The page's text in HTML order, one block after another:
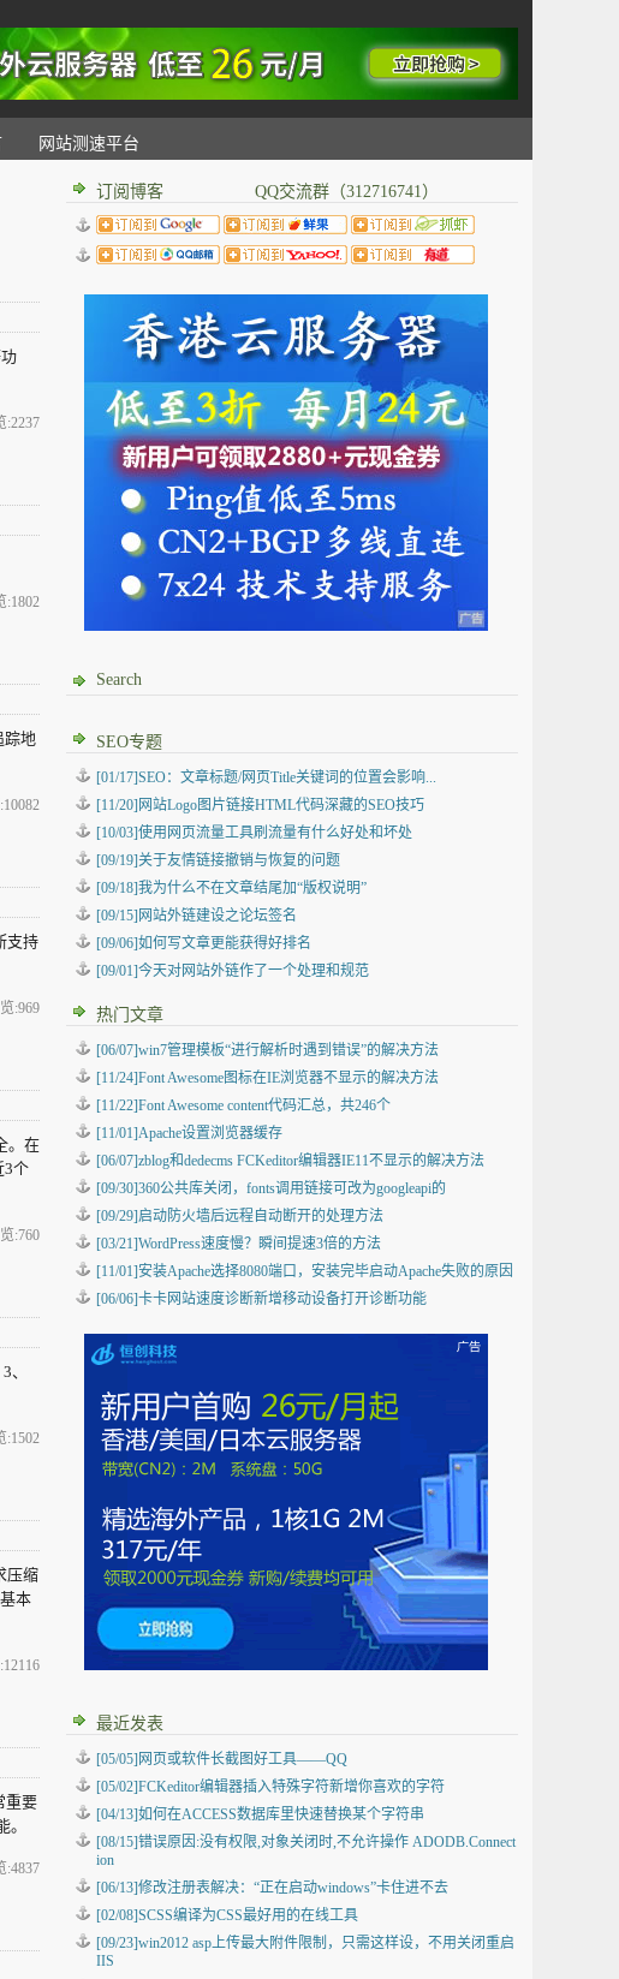
网站测速平台
:2237
:1802
踪地
10082
支持
:969
。在
3个
:760
、
:1502
压缩
本
12116
重要
:4837
订阅博客 QQ交流群（312716741）
Search
SEO专题
[01/17]SEO：文章标题/网页Title关键词的位置会影响...
[11/20]网站Logo图片链接HTML代码深藏的SEO技巧
[10/03]使用网页流量工具刷流量有什么好处和坏处
[09/19]关于友情链接撤销与恢复的问题
[09/18]我为什么不在文章结尾加“版权说明”
[09/15]网站外链建设之论坛签名
[09/06]如何写文章更能获得好排名
[09/01]今天对网站外链作了一个处理和规范
热门文章
[06/07]win7管理模板“进行解析时遇到错误”的解决方法
[11/24]Font Awesome图标在IE浏览器不显示的解决方法
[11/22]Font Awesome content代码汇总，共246个
[11/01]Apache设置浏览器缓存
[06/07]zblog和dedecms FCKeditor编辑器IE11不显示的解决方法
[09/30]360公共库关闭，fonts调用链接可改为googleapi的
[09/29]启动防火墙后远程自动断开的处理方法
[03/21]WordPress速度慢？瞬间提速3倍的方法
[11/01]安装Apache选择8080端口，安装完毕启动Apache失败的原因
[06/06]卡卡网站速度诊断新增移动设备打开诊断功能
最近发表
[05/05] 网页或软件长截图好工具——QQ
[05/02]FCKeditor编辑器插入特殊字符新增你喜欢的字符
[04/13]如何在ACCESS数据库里快速替换某个字符串
[08/15]错误原因:没有权限,对象关闭时,不允许操作 ADODB.Connect
ion
[06/13]修改注册表解决：“正在启动windows”卡住进不去
[02/08]SCSS编译为CSS最好用的在线工具
[09/23]win2012 asp上传最大附件限制，只需这样设，不用关闭重启
IIS